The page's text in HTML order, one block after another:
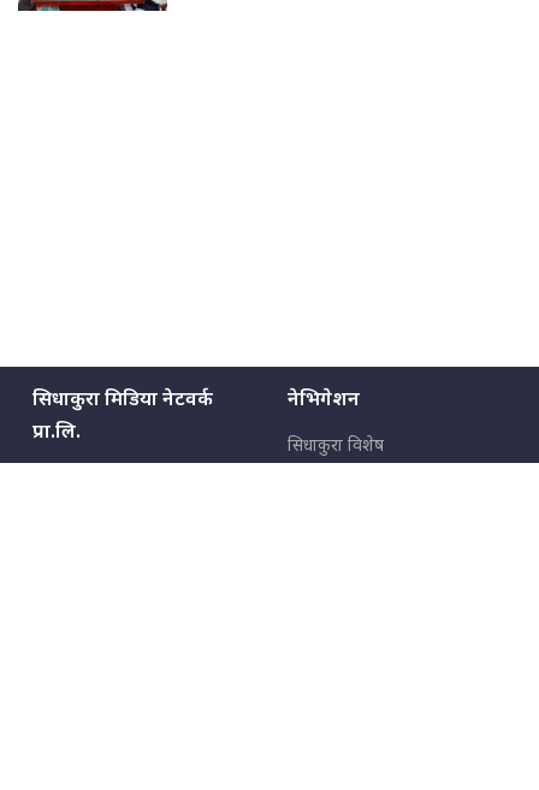
सिधाकुरा मिडिया नेटवर्क
प्रा.लि.
नेभिगेशन
सिधाकुरा विशेष